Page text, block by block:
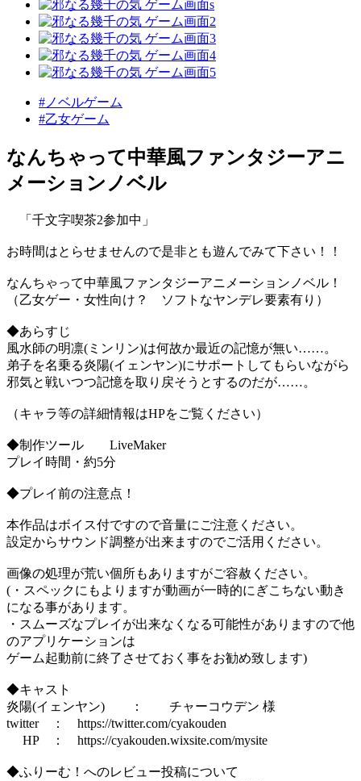
#ノベルゲーム
#乙女ゲーム
なんちゃって中華風ファンタジーアニ
メーションノベル
「千文字喫茶2参加中」
お時間はとらせませんので是非とも遊んでみて下さい！！
なんちゃって中華風ファンタジーアニメーションノベル！
（乙女ゲー・女性向け？ ソフトなヤンデレ要素有り）
◆あらすじ
風水師の明凛(ミンリン)は何故か最近の記憶が無い……。
弟子を名乗る炎陽(イェンヤン)にサポートしてもらいながら
邪気と戦いつつ記憶を取り戻そうとするのだが……。
（キャラ等の詳細情報はHPをご覧ください）
◆制作ツール LiveMaker
プレイ時間・約5分
◆プレイ前の注意点！
本作品はボイス付ですので音量にご注意ください。
設定からサウンド調整が出来ますのでご活用ください。
画像の処理が荒い個所もありますがご容赦ください。
(・スペックにもよりますが動画が一時的にぎこちない動き
になる事があります。
・スムーズなプレイが出来なくなる可能性がありますので他
のアプリケーションは
ゲーム起動前に終了させておく事をお勧め致します)
◆キャスト
炎陽(イェンヤン) ： チャーコウデン 様
twitter ： https://twitter.com/cyakouden
HP ： https://cyakouden.wixsite.com/mysite
◆ふりーむ！へのレビュー投稿について